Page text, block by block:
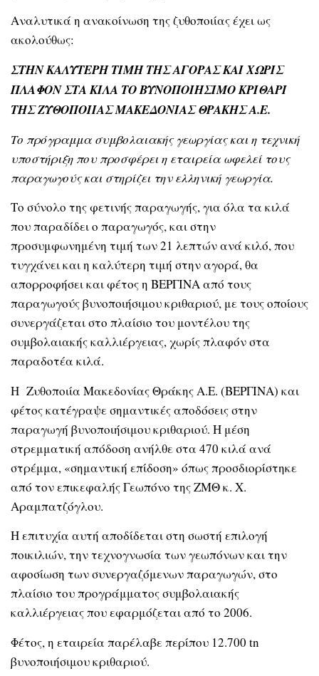
Αναλυτικά η ανακοίνωση της ζυθοποιίας έχει ως
ακολούθως:
ΣΤΗΝ ΚΑΛΥΤΕΡΗ ΤΙΜΗ ΤΗΣ ΑΓΟΡΑΣ ΚΑΙ ΧΩΡΙΣ
ΠΛΑΦΟΝ ΣΤΑ ΚΙΛΑ ΤΟ ΒΥΝΟΠΟΙΗΣΙΜΟ ΚΡΙΘΑΡΙ
ΤΗΣ ΖΥΘΟΠΟΙΙΑΣ ΜΑΚΕΔΟΝΙΑΣ ΘΡΑΚΗΣ Α.Ε.
Το πρόγραμμα συμβολαιακής γεωργίας και η τεχνική
υποστήριξη που προσφέρει η εταιρεία ωφελεί τους
παραγωγούς και στηρίζει την ελληνική γεωργία.
Το σύνολο της φετινής παραγωγής, για όλα τα κιλά
που παραδίδει ο παραγωγός, και στην
προσυμφωνημένη τιμή των 21 λεπτών ανά κιλό, που
τυγχάνει και η καλύτερη τιμή στην αγορά, θα
απορροφήσει και φέτος η ΒΕΡΓΙΝΑ από τους
παραγωγούς βυνοποιήσιμου κριθαριού, με τους οποίους
συνεργάζεται στο πλαίσιο του μοντέλου της
συμβολαιακής καλλιέργειας, χωρίς πλαφόν στα
παραδοτέα κιλά.
Η Ζυθοποιία Μακεδονίας Θράκης Α.Ε. (ΒΕΡΓΙΝΑ) και
φέτος κατέγραψε σημαντικές αποδόσεις στην
παραγωγή βυνοποιήσιμου κριθαριού. Η μέση
στρεμματική απόδοση ανήλθε στα 470 κιλά ανά
στρέμμα, «σημαντική επίδοση» όπως προσδιορίστηκε
από τον επικεφαλής Γεωπόνο της ΖΜΘ κ. Χ.
Αραμπατζόγλου.
Η επιτυχία αυτή αποδίδεται στη σωστή επιλογή
ποικιλιών, την τεχνογνωσία των γεωπόνων και την
αφοσίωση των συνεργαζόμενων παραγωγών, στο
πλαίσιο του προγράμματος συμβολαιακής
καλλιέργειας που εφαρμόζεται από το 2006.
Φέτος, η εταιρεία παρέλαβε περίπου 12.700 tn
βυνοποιήσιμου κριθαριού.